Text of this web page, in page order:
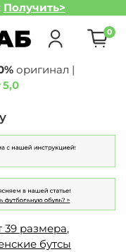
Получить>
0
оригинал |
5,0
39 размера,
бутсы